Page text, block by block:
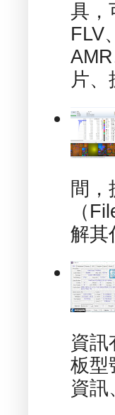
具，
FLV
片
間
（
解其
資訊
板型
資訊